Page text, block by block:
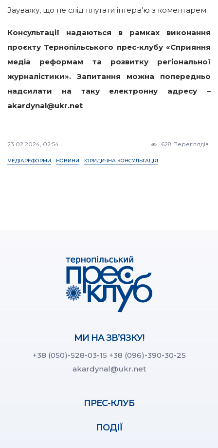
Зауважу, що не слід плутати інтерв’ю з коментарем.
Консультації надаються в рамках виконання
проєкту Тернопільського прес-клубу «Сприяння
медіа реформам та розвитку регіональної
журналістики».
Запитання можна попередньо
надсилати на таку електронну адресу –
akardynal@ukr.net
23.02.2024, 02:54 628 Переглядів
МЕДІАРЕФОРМИ НОВИНИ ЮРИДИЧНА КОНСУЛЬТАЦІЯ
МИ НА ЗВ’ЯЗКУ!
+38 (050)-528-03-15 +38 (096)-390-30-25
akardynal@ukr.net
ПРЕС-КЛУБ
ПОДІЇ